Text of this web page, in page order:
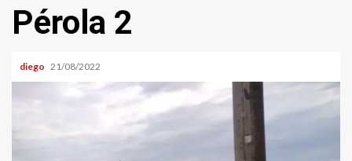
Pérola 2
diego 21/08/2022